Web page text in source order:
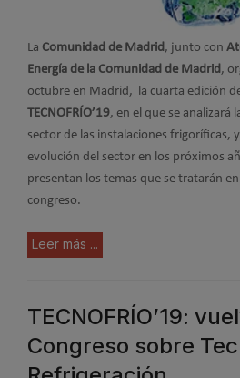
La Comunidad de Madrid , junto con
Energía de la Comunidad de Madrid ,
octubre en Madrid, la cuarta edición
TECNOFRÍO’19, en el que se analizará
sector de las instalaciones frigoríficas,
evolución del sector en los próximos
presentan los temas que se tratarán
congreso.
Leer más ...
TECNOFRÍO’19:
Congreso sobre